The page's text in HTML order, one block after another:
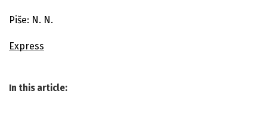
Piše: N. N.
Express
In this article: